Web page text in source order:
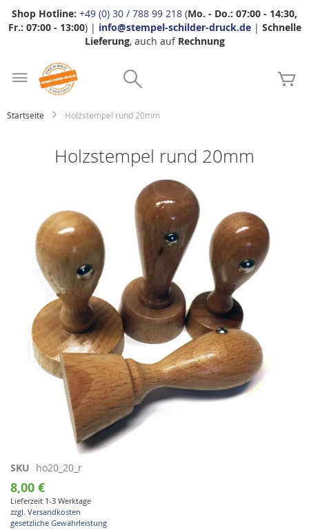
Shop Hotline: +49 (0) 30 / 788 99 218 (Mo. - Do.: 07:00 - 14:30,
Fr.: 07:00 - 13:00) | info@stempel-schilder-druck.de| Schnelle
Lieferung, auch auf Rechnung
Startseite Holzstempel rund 20mm
Holzstempel rund 20mm
Bildgalerie
springen
Zum
Anfang
der
Bildgalerie
springen
SKU ho20_20_r
8,00 €
Lieferzeit 1-3 Werktage
zzgl. Versandkosten
gesetzliche Gewährleistung